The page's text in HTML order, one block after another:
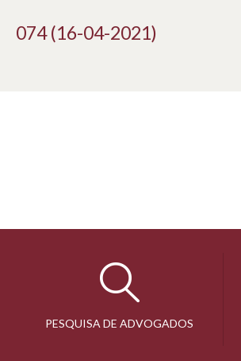
074 (16-04-2021)
PESQUISA DE ADVOGADOS